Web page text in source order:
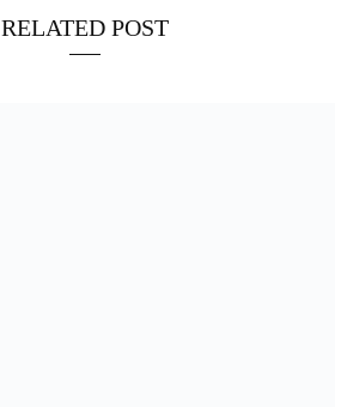
RELATED POST